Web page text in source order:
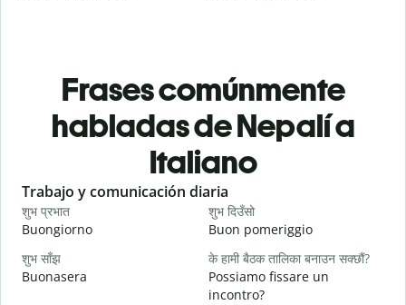
Frases comúnmente
habladas de Nepalí a
Italiano
Slide 1 of 6
Trabajo y comunicación diaria
शुभ प्रभात
Buongiorno
शुभ दिउँसो
Buon pomeriggio
शुभ साँझ
Buonasera
के हामी बैठक तालिका बनाउन सक्छौं?
Possiamo fissare un
incontro?